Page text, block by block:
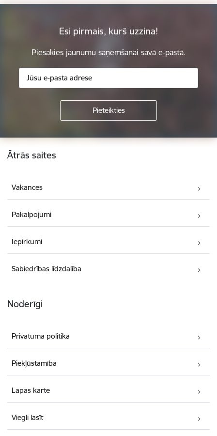
Esi pirmais, kurš uzzina!
Piesakies jaunumu saņemšanai savā e-pastā.
Kājene
Ātrās saites
Vakances
Pakalpojumi
Iepirkumi
Sabiedrības līdzdalība
Noderīgi
Privātuma politika
Piekļūstamība
Lapas karte
Viegli lasīt